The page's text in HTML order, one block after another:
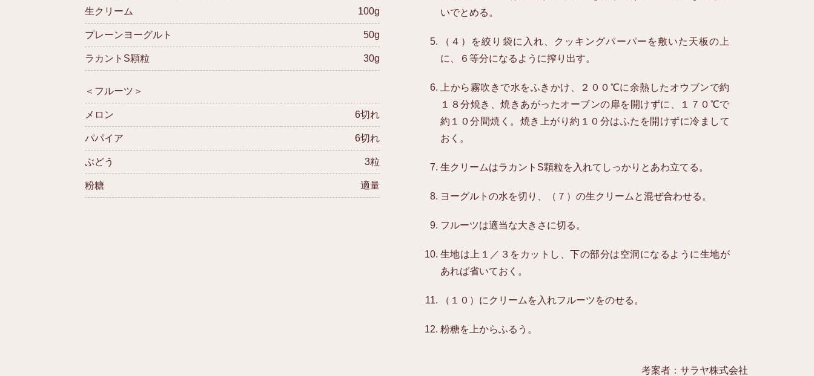
生クリーム 100g
プレーンヨーグルト 50g
ラカントS顆粒 30g
＜フルーツ＞
メロン 6切れ
パパイア 6切れ
ぶどう 3粒
粉糖 適量
いでとめる。
（４）を絞り袋に入れ、クッキングパーパーを敷いた天板の上
に、６等分になるように搾り出す。
上から霧吹きで水をふきかけ、２００℃に余熱したオウブンで約
１８分焼き、焼きあがったオーブンの扉を開けずに、１７０℃で
約１０分間焼く。焼き上がり約１０分はふたを開けずに冷まして
おく。
生クリームはラカントS顆粒を入れてしっかりとあわ立てる。
ヨーグルトの水を切り、（７）の生クリームと混ぜ合わせる。
フルーツは適当な大きさに切る。
生地は上１／３をカットし、下の部分は空洞になるように生地が
あれば省いておく。
（１０）にクリームを入れフルーツをのせる。
粉糖を上からふるう。
考案者：サラヤ株式会社